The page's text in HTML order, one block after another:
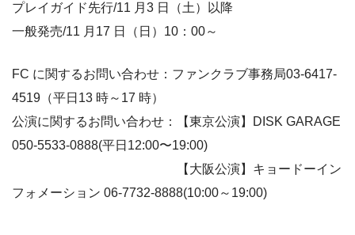
プレイガイド先行/11 月3 日（土）以降
一般発売/11 月17 日（日）10：00～
FC に関するお問い合わせ：ファンクラブ事務局03-6417-
4519（平日13 時～17 時）
公演に関するお問い合わせ：【東京公演】DISK GARAGE
050-5533-0888(平日12:00〜19:00)
【大阪公演】キョードーイン
フォメーション 06-7732-8888(10:00～19:00)